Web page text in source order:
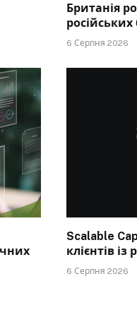
Британія
російських
6 Серпня 2026
Scalable
клієнтів
6 Серпня 2026